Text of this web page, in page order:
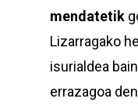
mendatetik
Lizarragako
isurialdea
errazagoa